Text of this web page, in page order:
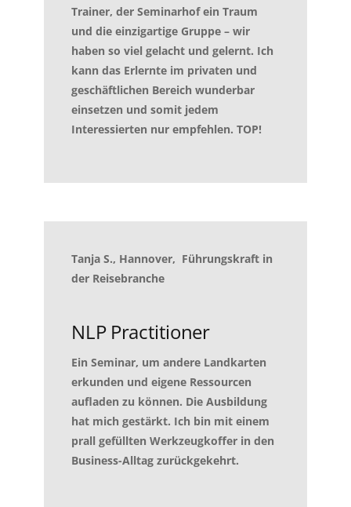
Trainer, der Seminarhof ein Traum
und die einzigartige Gruppe – wir
haben so viel gelacht und gelernt. Ich
kann das Erlernte im privaten und
geschäftlichen Bereich wunderbar
einsetzen und somit jedem
Interessierten nur empfehlen. TOP!
Tanja S., Hannover, Führungskraft in
der Reisebranche
NLP Practitioner
Ein Seminar, um andere Landkarten
erkunden und eigene Ressourcen
aufladen zu können. Die Ausbildung
hat mich gestärkt. Ich bin mit einem
prall gefüllten Werkzeugkoffer in den
Business-Alltag zurückgekehrt.